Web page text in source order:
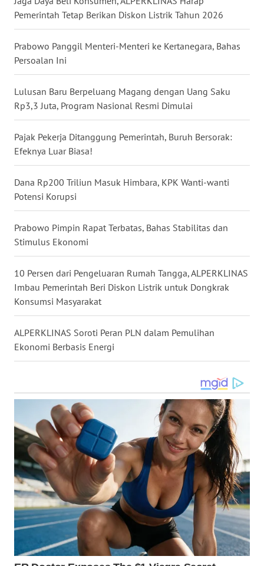
Pemerintah Tetap Berikan Diskon Listrik Tahun 2026
Prabowo Panggil Menteri-Menteri ke Kertanegara, Bahas
Persoalan Ini
Lulusan Baru Berpeluang Magang dengan Uang Saku
Rp3,3 Juta, Program Nasional Resmi Dimulai
Pajak Pekerja Ditanggung Pemerintah, Buruh Bersorak:
Efeknya Luar Biasa!
Dana Rp200 Triliun Masuk Himbara, KPK Wanti-wanti
Potensi Korupsi
Prabowo Pimpin Rapat Terbatas, Bahas Stabilitas dan
Stimulus Ekonomi
10 Persen dari Pengeluaran Rumah Tangga, ALPERKLINAS
Imbau Pemerintah Beri Diskon Listrik untuk Dongkrak
Konsumsi Masyarakat
ALPERKLINAS Soroti Peran PLN dalam Pemulihan
Ekonomi Berbasis Energi
WN
JATIM
WN
BALI
WN
KALBAR
WN
KALTENG
WN
KALTARA
WN
KALSEL
WN
SULSEL
WN
GORONTALO
WN
SULUT
WN